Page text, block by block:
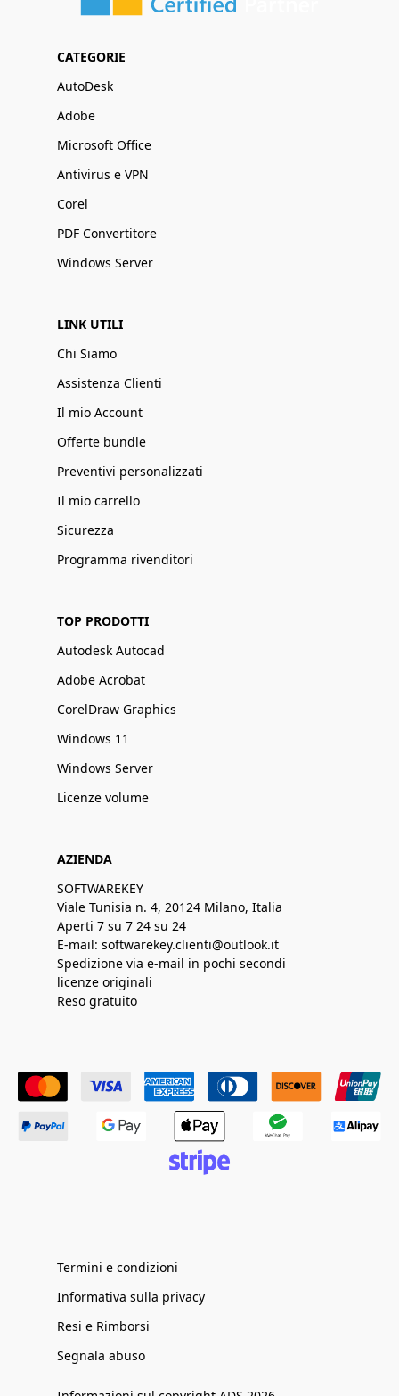
CATEGORIE
AutoDesk
Adobe
Microsoft Office
Antivirus e VPN
Corel
PDF Convertitore
Windows Server
LINK UTILI
Chi Siamo
Assistenza Clienti
Il mio Account
Offerte bundle
Preventivi personalizzati
Il mio carrello
Sicurezza
Programma rivenditori
TOP PRODOTTI
Autodesk Autocad
Adobe Acrobat
CorelDraw Graphics
Windows 11
Windows Server
Licenze volume
AZIENDA
SOFTWAREKEY
Viale Tunisia n. 4, 20124 Milano, Italia
Aperti 7 su 7 24 su 24
E-mail: softwarekey.clienti@outlook.it
Spedizione via e-mail in pochi secondi
licenze originali
Reso gratuito
Termini e condizioni
Informativa sulla privacy
Resi e Rimborsi
Segnala abuso